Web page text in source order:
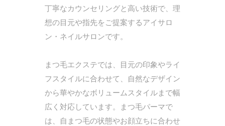
丁寧なカウンセリングと高い技術で、理
想の目元や指先をご提案するアイサロ
ン・ネイルサロンです。
まつ毛エクステでは、目元の印象やライ
フスタイルに合わせて、自然なデザイン
から華やかなボリュームスタイルまで幅
広く対応しています。まつ毛パーマで
は、自まつ毛の状態やお顔立ちに合わせ